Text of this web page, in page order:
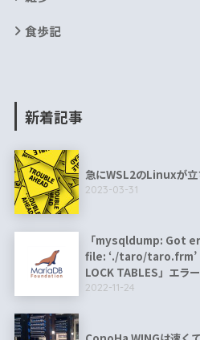
食歩記
新着記事
急にWSL2のLinuxが立
2023-03-31
「mysqldump: Got
file: ‘./taro/
LOCK TABLES」エラ
2022-11-24